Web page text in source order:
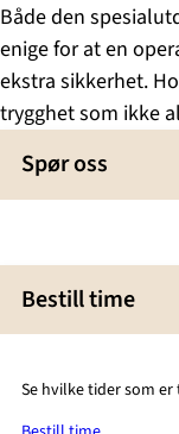
Både den
enige for at en
ekstra sikkerhet.
trygghet som ikke
Spør oss
Bestill time
Se hvilke tider som